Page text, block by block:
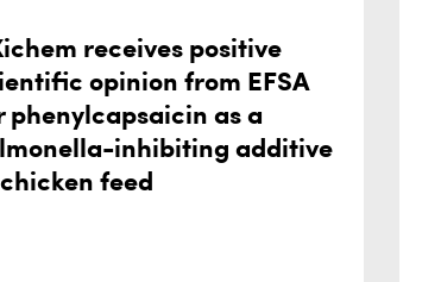
receives positive
opinion from EFSA
phenylcapsaicin as a
inhibiting additive
feed